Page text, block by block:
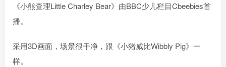
《小熊查理Little Charley Bear》由BBC少儿栏目Cbeebies首
播。
采用3D画面，场景很干净，跟《小猪威比Wibbly Pig》一
样。